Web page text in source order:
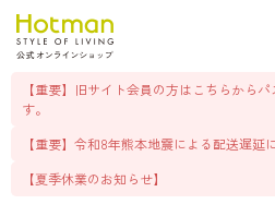
【重要】旧サイト会員の方はこちらから
す。
【重要】令和8年熊本地震による配送遅延
【夏季休業のお知らせ】